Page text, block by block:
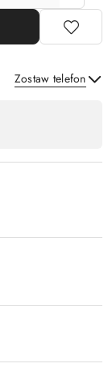
Zostaw telefon